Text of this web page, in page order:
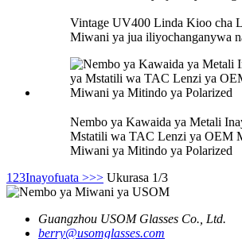
Vintage UV400 Linda Kioo cha
Miwani ya jua iliyochanganywa
Nembo ya Kawaida ya Metali
Mstatili wa TAC Lenzi ya OEM
Miwani ya Mitindo ya Polarized
1 23Inayofuata >>> Ukurasa 1/3
Guangzhou USOM Glasses Co., Ltd.
berry@usomglasses.com